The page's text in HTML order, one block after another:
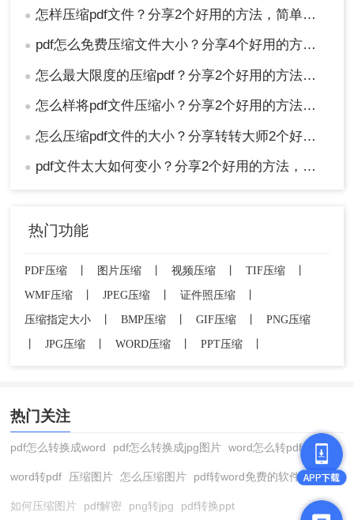
● 怎样压缩pdf文件？分享2个好用的方法，简单又快捷！
● pdf怎么免费压缩文件大小？分享4个好用的方法，简单又快捷！
● 怎么最大限度的压缩pdf？分享2个好用的方法，简单又快捷！
● 怎么样将pdf文件压缩小？分享2个好用的方法，简单又快捷！
● 怎么压缩pdf文件的大小？分享转转大师2个好用的方法，简单又快捷！
● pdf文件太大如何变小？分享2个好用的方法，简单又快捷
热门功能
PDF压缩 图片压缩 视频压缩 TIF压缩
WMF压缩
JPEG压缩 证件照压缩
压缩指定大小
BMP压缩 GIF压缩
PNG压缩
JPG压缩 WORD压缩 PPT压缩
热门关注
pdf怎么转换成word pdf怎么转换成jpg图片 word怎么转pdf
word转pdf 压缩图片 怎么压缩图片 pdf转word免费的软件
如何压缩图片 pdf解密 png转jpg pdf转换ppt